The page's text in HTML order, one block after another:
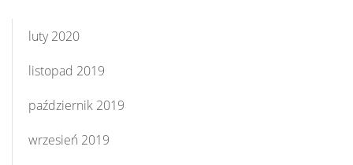
luty 2020
listopad 2019
październik 2019
wrzesień 2019